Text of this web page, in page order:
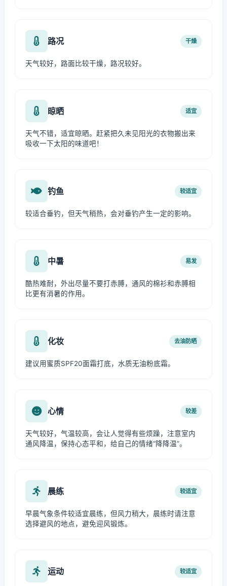
路况 干燥
天气较好，路面比较干燥，路况较好。
晾晒 适宜
天气不错，适宜晾晒。赶紧把久未见阳光的衣物搬出来
吸收一下太阳的味道吧！
钓鱼 较适宜
较适合垂钓，但天气稍热，会对垂钓产生一定的影响。
中暑 易发
酷热难耐，外出尽量不要打赤膊，通风的棉衫和赤膊相
比更有消暑的作用。
化妆 去油防晒
建议用蜜质SPF20面霜打底，水质无油粉底霜。
心情 较差
天气较好，气温较高，会让人觉得有些烦躁，注意室内
通风降温，保持心态平和，给自己的情绪“降降温”。
晨练 较适宜
早晨气象条件较适宜晨练，但风力稍大，晨练时请注意
选择避风的地点，避免迎风锻炼。
运动 较适宜